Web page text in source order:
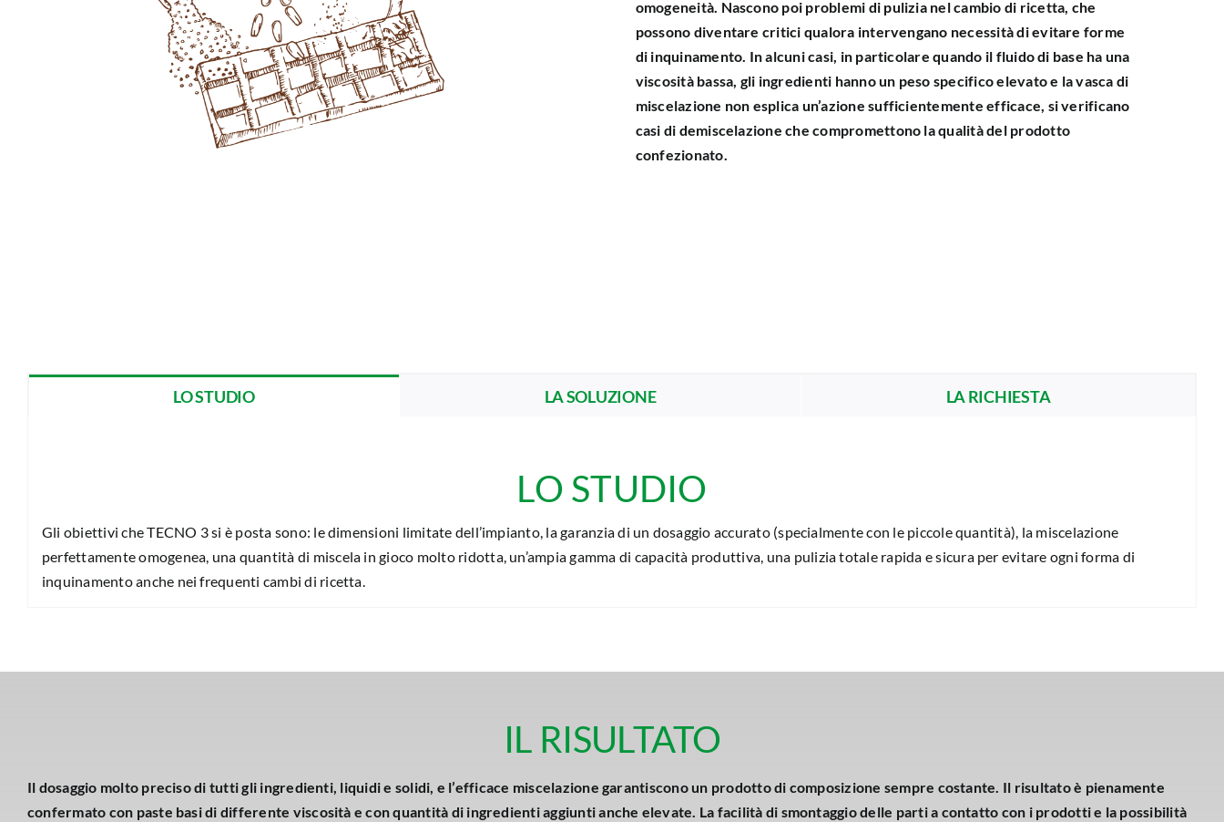
omogeneità. Nascono poi problemi di pulizia nel cambio di ricetta, che
possono diventare critici qualora intervengano necessità di evitare forme
di inquinamento. In alcuni casi, in particolare quando il fluido di base ha una
viscosità bassa, gli ingredienti hanno un peso specifico elevato e la vasca di
miscelazione non esplica un’azione sufficientemente efficace, si verificano
casi di demiscelazione che compromettono la qualità del prodotto
confezionato.
LO STUDIO LA SOLUZIONE LA RICHIESTA
LO STUDIO
Gli obiettivi che TECNO 3 si è posta sono: le dimensioni limitate dell’impianto, la garanzia di un dosaggio accurato (specialmente con le piccole quantità), la miscelazione
perfettamente omogenea, una quantità di miscela in gioco molto ridotta, un’ampia gamma di capacità produttiva, una pulizia totale rapida e sicura per evitare ogni forma di
inquinamento anche nei frequenti cambi di ricetta.
IL RISULTATO
Il dosaggio molto preciso di tutti gli ingredienti, liquidi e solidi, e l’efficace miscelazione garantiscono un prodotto di composizione sempre costante. Il risultato è pienamente
confermato con paste basi di differente viscosità e con quantità di ingredienti aggiunti anche elevate. La facilità di smontaggio delle parti a contatto con i prodotti e la possibilità